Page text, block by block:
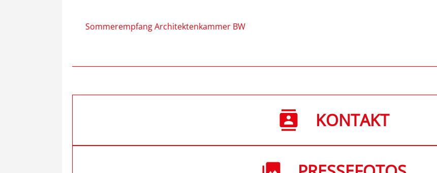
Sommerempfang Architektenkammer BW
KONTAKT